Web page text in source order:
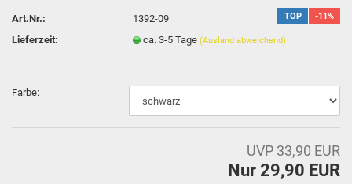
TOP -11%
Art.Nr.:
1392-09
Lieferzeit:
ca. 3-5 Tage(Ausland abweichend)
Farbe:
UVP 33,90 EUR
Nur 29,90 EUR